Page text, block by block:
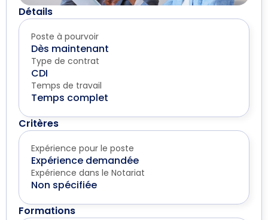
Détails
Poste à pourvoir
Dès maintenant
Type de contrat
CDI
Temps de travail
Temps complet
Critères
Expérience pour le poste
Expérience demandée
Expérience dans le Notariat
Non spécifiée
Formations